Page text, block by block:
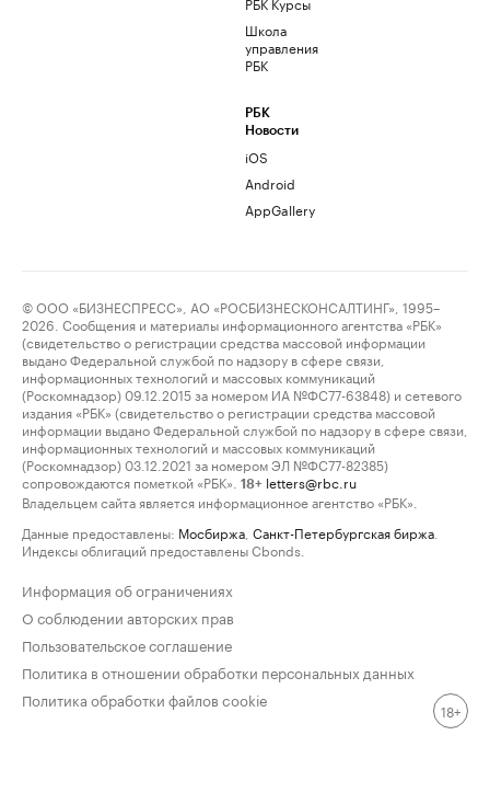
Школа
управления
РБК
РБК
Новости
iOS
Android
AppGallery
© ООО «БИЗНЕСПРЕСС», АО «РОСБИЗНЕСКОНСАЛТИНГ», 1995–
2026. Сообщения и материалы информационного агентства «РБК»
(свидетельство о регистрации средства массовой информации
выдано Федеральной службой по надзору в сфере связи,
информационных технологий и массовых коммуникаций
(Роскомнадзор) 09.12.2015 за номером ИА №ФС77-63848) и сетевого
издания «РБК» (свидетельство о регистрации средства массовой
информации выдано Федеральной службой по надзору в сфере связи,
информационных технологий и массовых коммуникаций
(Роскомнадзор) 03.12.2021 за номером ЭЛ №ФС77-82385)
сопровождаются пометкой «РБК».
18+ letters@rbc.ru
Владельцем сайта является информационное агентство «РБК».
Данные предоставлены: Мосбиржа Санкт-Петербургская биржа
Индексы облигаций предоставлены Cbonds.
Информация об ограничениях
О соблюдении авторских прав
Пользовательское соглашение
Политика в отношении обработки персональных данных
Политика обработки файлов cookie
18+